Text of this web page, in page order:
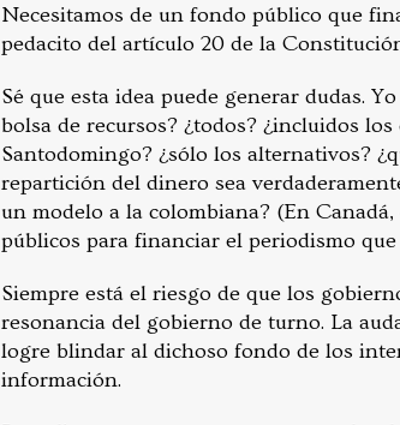
Necesitamos de un fondo público que
pedacito del artículo 20 de la
Sé que esta idea puede generar dudas.
bolsa de recursos? ¿todos? ¿incluidos
Santodomingo? ¿sólo los alternativos?
repartición del dinero sea
un modelo a la colombiana? (En
públicos para financiar el periodismo
Siempre está el riesgo de que los
resonancia del gobierno de turno. La
logre blindar al dichoso fondo de los
información.